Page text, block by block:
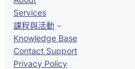
Services
課程與活動
Knowledge Base
Contact Support
Privacy Policy